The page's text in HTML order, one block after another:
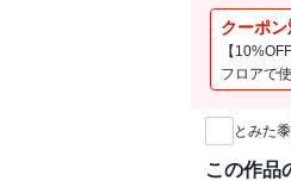
生まれも
仲良くな
一方通行
ただ・・・
それがい
クーポン
【
フロアで
新刊通知
とみた黍
この作品